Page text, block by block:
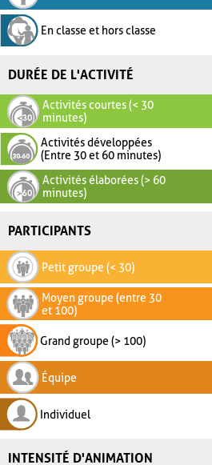
En classe et hors classe
DURÉE DE L'ACTIVITÉ
Activités courtes (< 30
minutes)
Activités développées
(Entre 30 et 60 minutes)
Activités élaborées (> 60
minutes)
PARTICIPANTS
Petit groupe (< 30)
Moyen groupe (entre 30
et 100)
Grand groupe (> 100)
Équipe
Individuel
INTENSITÉ D'ANIMATION